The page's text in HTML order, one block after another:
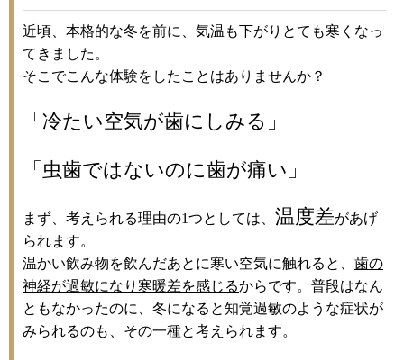
近頃、本格的な冬を前に、気温も下がりとても寒くなっ
てきました。
そこでこんな体験をしたことはありませんか？
「冷たい空気が歯にしみる」
「虫歯ではないのに歯が痛い」
まず、考えられる理由の1つとしては、 温度差があげ
られます。
温かい飲み物を飲んだあとに寒い空気に触れると、 歯の
神経が過敏になり寒暖差を感じるからです。普段はなん
ともなかったのに、冬になると知覚過敏のような症状が
みられるのも、その一種と考えられます。